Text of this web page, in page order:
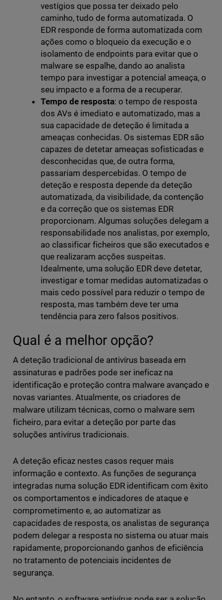
vestígios que possa ter deixado pelo
caminho, tudo de forma automatizada. O
EDR responde de forma automatizada com
ações como o bloqueio da execução e o
isolamento de endpoints para evitar que o
malware se espalhe, dando ao analista
tempo para investigar a potencial ameaça, o
seu impacto e a forma de a recuperar.
Tempo de resposta: o tempo de resposta
dos AVs é imediato e automatizado, mas a
sua capacidade de deteção é limitada a
ameaças conhecidas. Os sistemas EDR são
capazes de detetar ameaças sofisticadas e
desconhecidas que, de outra forma,
passariam despercebidas. O tempo de
deteção e resposta depende da deteção
automatizada, da visibilidade, da contenção
e da correção que os sistemas EDR
proporcionam. Algumas soluções delegam a
responsabilidade nos analistas, por exemplo,
ao classificar ficheiros que são executados e
que realizaram acções suspeitas.
Idealmente, uma solução EDR deve detetar,
investigar e tomar medidas automatizadas o
mais cedo possível para reduzir o tempo de
resposta, mas também deve ter uma
tendência para zero falsos positivos.
Qual é a melhor opção?
A deteção tradicional de antivírus baseada em
assinaturas e padrões pode ser ineficaz na
identificação e proteção contra malware avançado e
novas variantes. Atualmente, os criadores de
malware utilizam técnicas, como o malware sem
ficheiro, para evitar a deteção por parte das
soluções antivírus tradicionais.
A deteção eficaz nestes casos requer mais
informação e contexto. As funções de segurança
integradas numa solução EDR identificam com êxito
os comportamentos e indicadores de ataque e
comprometimento e, ao automatizar as
capacidades de resposta, os analistas de segurança
podem delegar a resposta no sistema ou atuar mais
rapidamente, proporcionando ganhos de eficiência
no tratamento de potenciais incidentes de
segurança.